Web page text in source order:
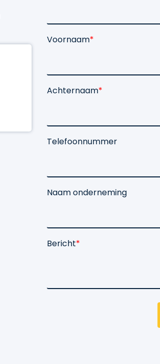
Voornaam*
Achternaam*
Telefoonnummer
Naam onderneming
Bericht*